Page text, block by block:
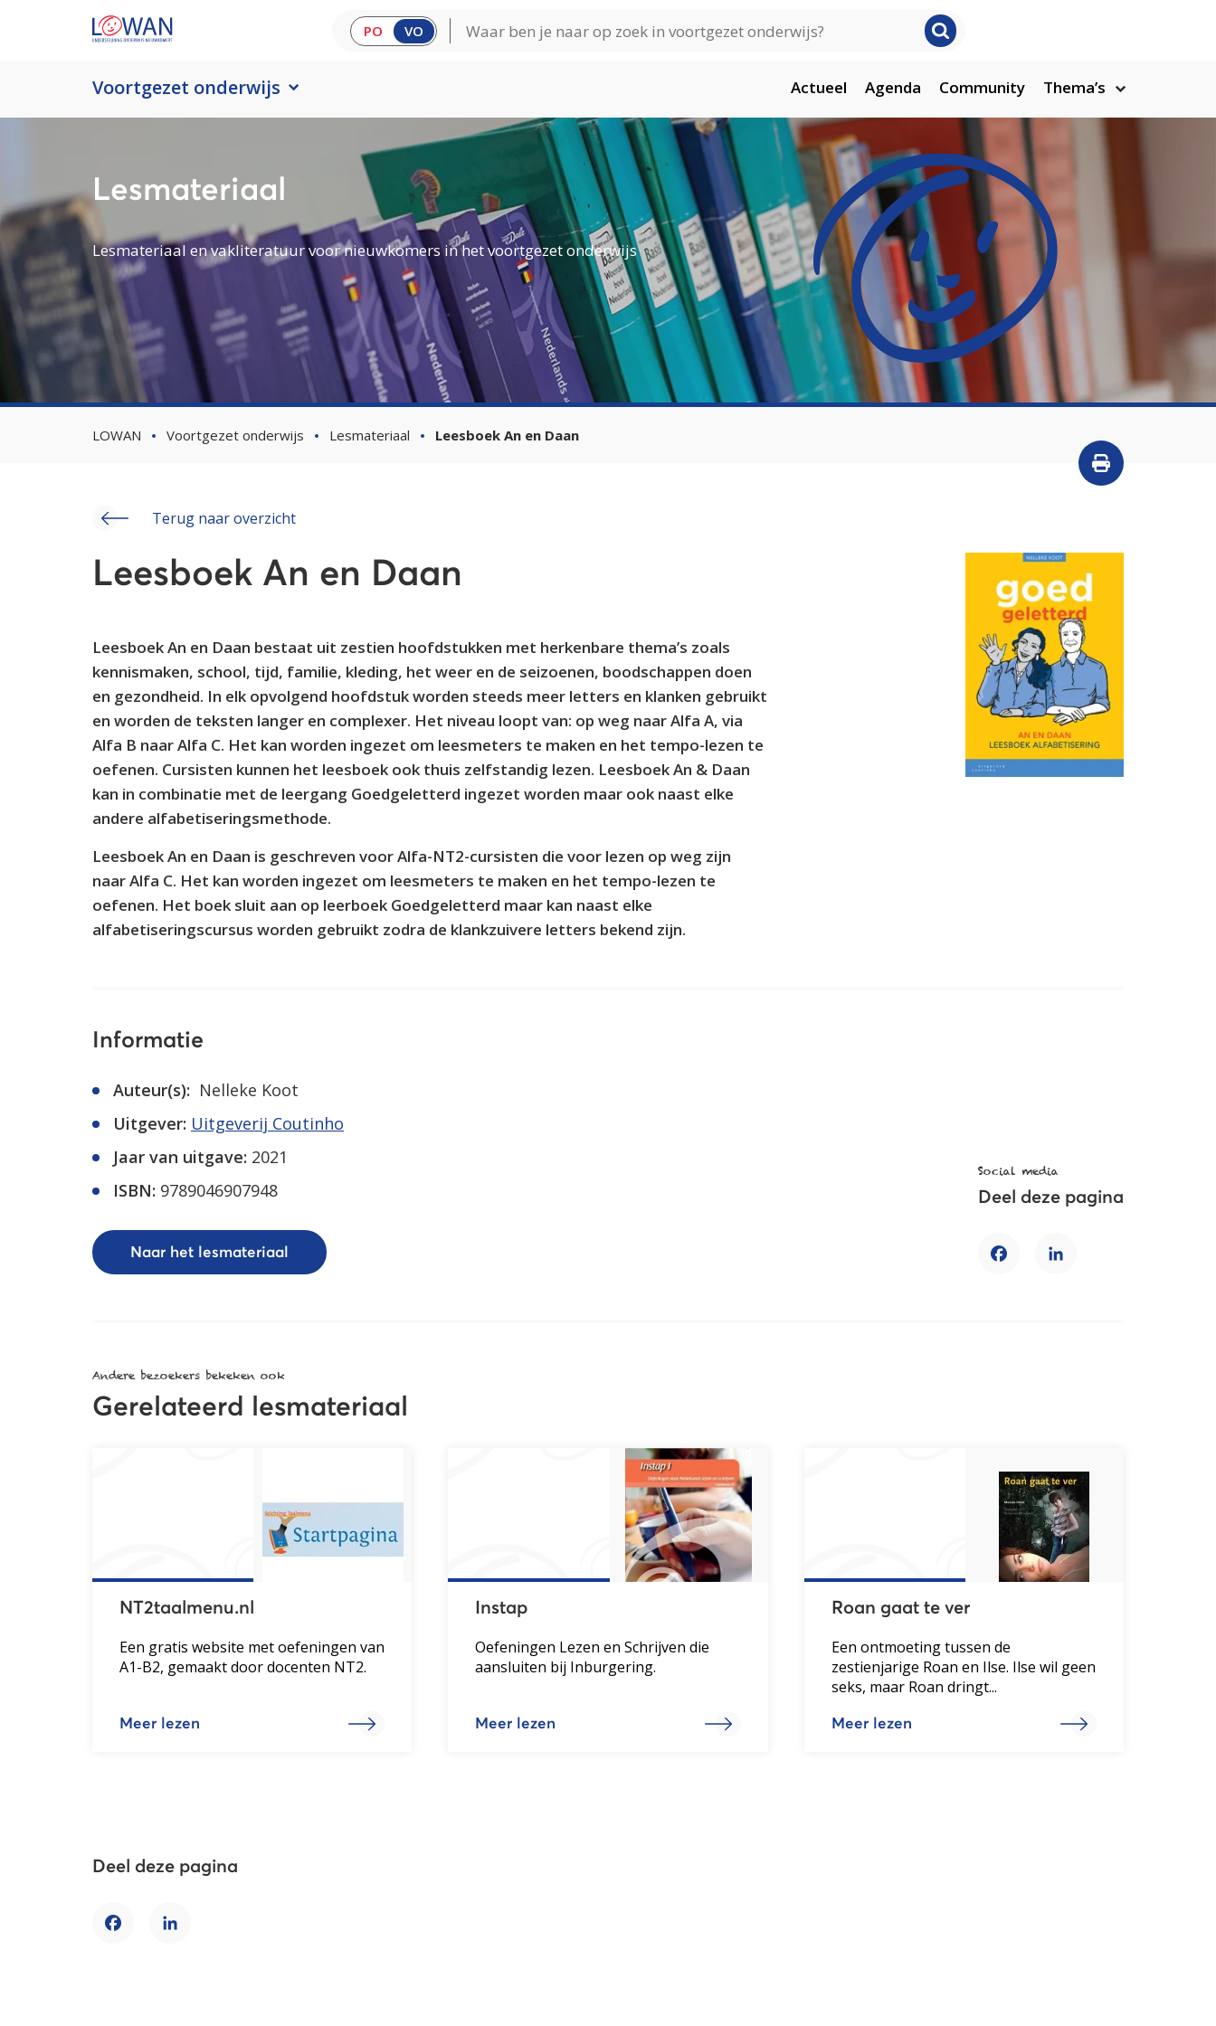
PO VO
Voortgezet onderwijs Actueel Agenda Community Thema’s
Lesmateriaal
Lesmateriaal en vakliteratuur voor nieuwkomers in het voortgezet onderwijs
LOWAN Voortgezet onderwijs Lesmateriaal Leesboek An en Daan
Terug naar overzicht
Leesboek An en Daan
Leesboek An en Daan bestaat uit zestien hoofdstukken met herkenbare thema’s zoals
kennismaken, school, tijd, familie, kleding, het weer en de seizoenen, boodschappen doen
en gezondheid. In elk opvolgend hoofdstuk worden steeds meer letters en klanken gebruikt
en worden de teksten langer en complexer. Het niveau loopt van: op weg naar Alfa A, via
Alfa B naar Alfa C. Het kan worden ingezet om leesmeters te maken en het tempo-lezen te
oefenen. Cursisten kunnen het leesboek ook thuis zelfstandig lezen. Leesboek An & Daan
kan in combinatie met de leergang Goedgeletterd ingezet worden maar ook naast elke
andere alfabetiseringsmethode.
Leesboek An en Daan is geschreven voor Alfa-NT2-cursisten die voor lezen op weg zijn
naar Alfa C. Het kan worden ingezet om leesmeters te maken en het tempo-lezen te
oefenen. Het boek sluit aan op leerboek Goedgeletterd maar kan naast elke
alfabetiseringscursus worden gebruikt zodra de klankzuivere letters bekend zijn.
Informatie
Auteur(s): Nelleke Koot
Uitgever: Uitgeverij Coutinho
Jaar van uitgave: 2021
ISBN: 9789046907948
Naar het lesmateriaal
Social media
Deel deze pagina
FacebookLinkedIn
Andere bezoekers bekeken ook
Gerelateerd lesmateriaal
NT2taalmenu.nl
Een gratis website met oefeningen van
A1-B2, gemaakt door docenten NT2.
Meer lezen
Instap
Oefeningen Lezen en Schrijven die
aansluiten bij Inburgering.
Meer lezen
Roan gaat te ver
Een ontmoeting tussen de
zestienjarige Roan en Ilse. Ilse wil geen
seks, maar Roan dringt...
Meer lezen
Deel deze pagina
FacebookLinkedIn